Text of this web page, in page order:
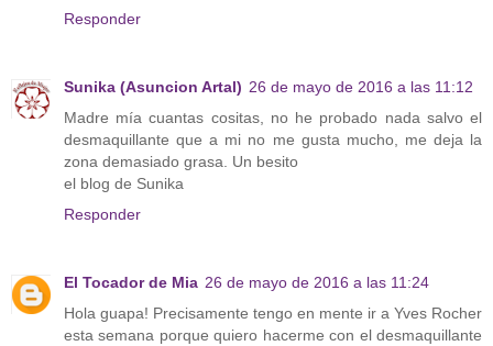
Responder
Sunika (Asuncion Artal) 26 de mayo de 2016 a las 11:12
Madre mía cuantas cositas, no he probado nada salvo el
desmaquillante que a mi no me gusta mucho, me deja la
zona demasiado grasa. Un besito
el blog de Sunika
Responder
El Tocador de Mia 26 de mayo de 2016 a las 11:24
Hola guapa! Precisamente tengo en mente ir a Yves Rocher
esta semana porque quiero hacerme con el desmaquillante